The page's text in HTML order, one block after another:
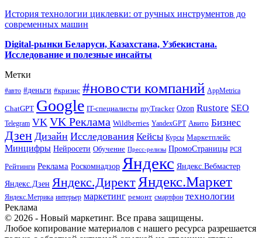
История технологии циклевки: от ручных инструментов до
современных машин
Digital-рынки Беларуси, Казахстана, Узбекистана.
Исследование и полезные инсайты
Метки
#авто #деньги #кризис #новости компаний AppMetrica
ChatGPT Google IT-специалисты myTracker Ozon Rustore SEO
Telegram VK VK Реклама Wildberries YandexGPT Авито Бизнес
Дзен Дизайн Исследования Кейсы Курсы Маркетплейс
Минцифры Нейросети Обучение Пресс-релизы ПромоСтраницы РСЯ
Рейтинги Реклама Роскомнадзор Яндекс Яндекс.Вебмастер
Яндекс.Дзен Яндекс.ДиректЯндекс.Маркет
Яндекс.Метрика интерьер маркетинг ремонт смартфон технологии
Реклама
© 2026 - Новый маркетинг. Все права защищены.
Любое копирование материалов с нашего ресурса разрешается